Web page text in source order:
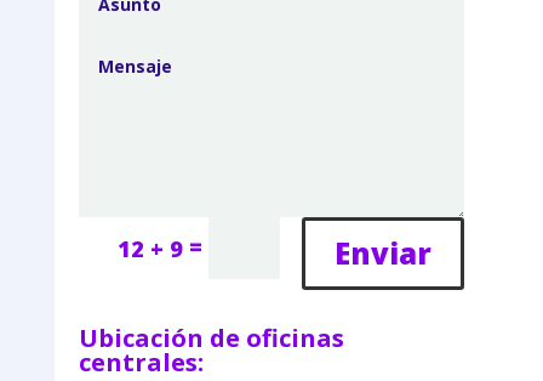
12 + 9 = Enviar
Ubicación de oficinas
centrales: